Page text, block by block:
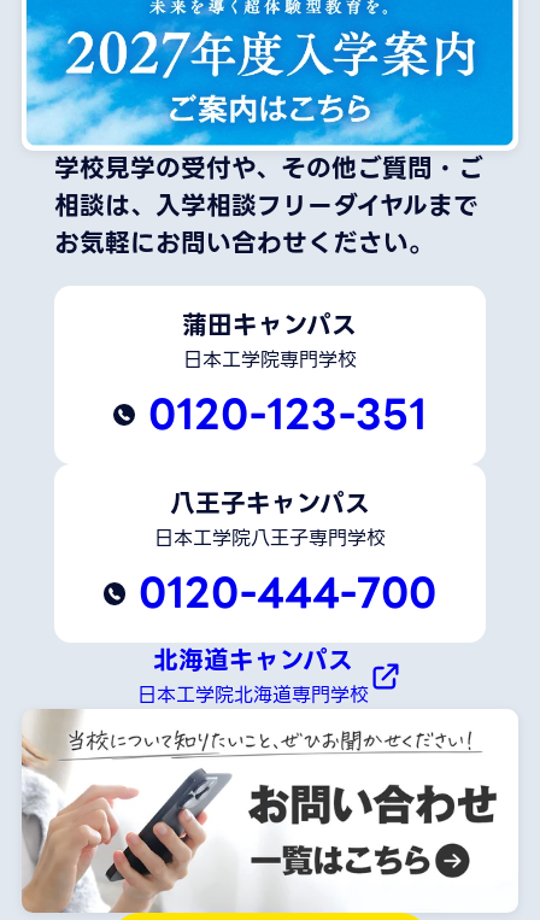
学校見学の受付や、その他ご質問・ご
相談は、 入学相談フリーダイヤルまで
お気軽にお問い合わせください。
蒲田キャンパス
日本工学院専門学校
0120-123-351
八王子キャンパス
日本工学院八王子専門学校
0120-444-700
北海道キャンパス
日本工学院北海道専門学校